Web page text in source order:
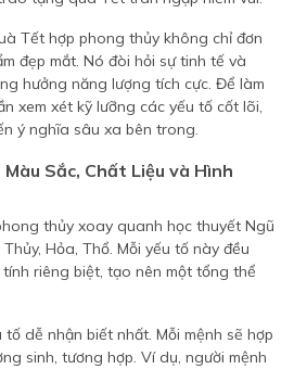
Tết hợp phong thủy không chỉ đơn
đẹp mắt. Nó đòi hỏi sự tinh tế và
hưởng năng lượng tích cực. Để làm
xem xét kỹ lưỡng các yếu tố cốt lõi,
ý nghĩa sâu xa bên trong.
Sắc, Chất Liệu và Hình
thủy xoay quanh học thuyết Ngũ
Hỏa, Thổ. Mỗi yếu tố này đều
riêng biệt, tạo nên một tổng thể
dễ nhận biết nhất. Mỗi mệnh sẽ hợp
sinh, tương hợp. Ví dụ, người mệnh